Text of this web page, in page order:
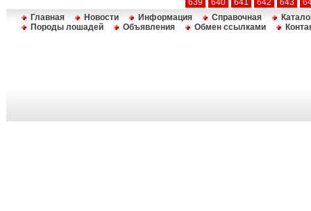
639 640 641 642 643
Главная
Новости Информация Справочная
Породы лошадей
Объявления Обмен ссылками